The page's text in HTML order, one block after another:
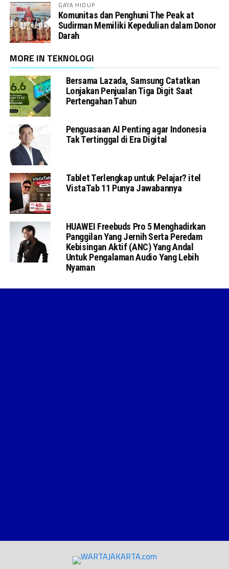
GAYA HIDUP
Komunitas dan Penghuni The Peak at
Sudirman Memiliki Kepedulian dalam Donor
Darah
MORE IN TEKNOLOGI
Bersama Lazada, Samsung Catatkan
Lonjakan Penjualan Tiga Digit Saat
Pertengahan Tahun
Penguasaan AI Penting agar Indonesia
Tak Tertinggal di Era Digital
Tablet Terlengkap untuk Pelajar? itel
VistaTab 11 Punya Jawabannya
HUAWEI Freebuds Pro 5 Menghadirkan
Panggilan Yang Jernih Serta Peredam
Kebisingan Aktif (ANC) Yang Andal
Untuk Pengalaman Audio Yang Lebih
Nyaman